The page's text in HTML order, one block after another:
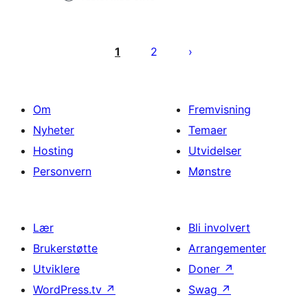
1 2
Om
Nyheter
Hosting
Personvern
Fremvisning
Temaer
Utvidelser
Mønstre
Lær
Brukerstøtte
Utviklere
WordPress.tv ↗
Bli involvert
Arrangementer
Doner ↗
Swag ↗